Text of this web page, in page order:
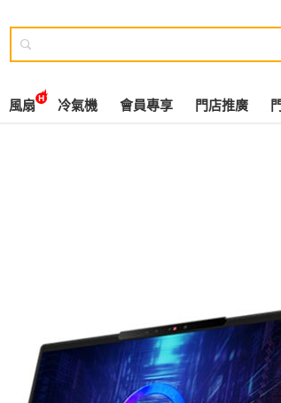

風扇 冷氣機 會員專享 門店推廣